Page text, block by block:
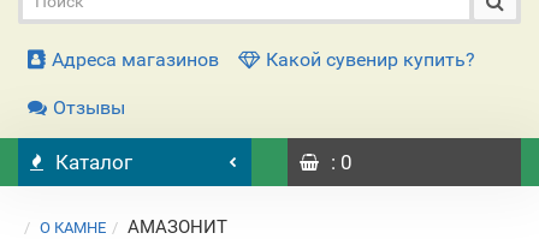
Адреса магазинов Какой сувенир купить?
Отзывы
Каталог : 0
О КАМНЕ АМАЗОНИТ